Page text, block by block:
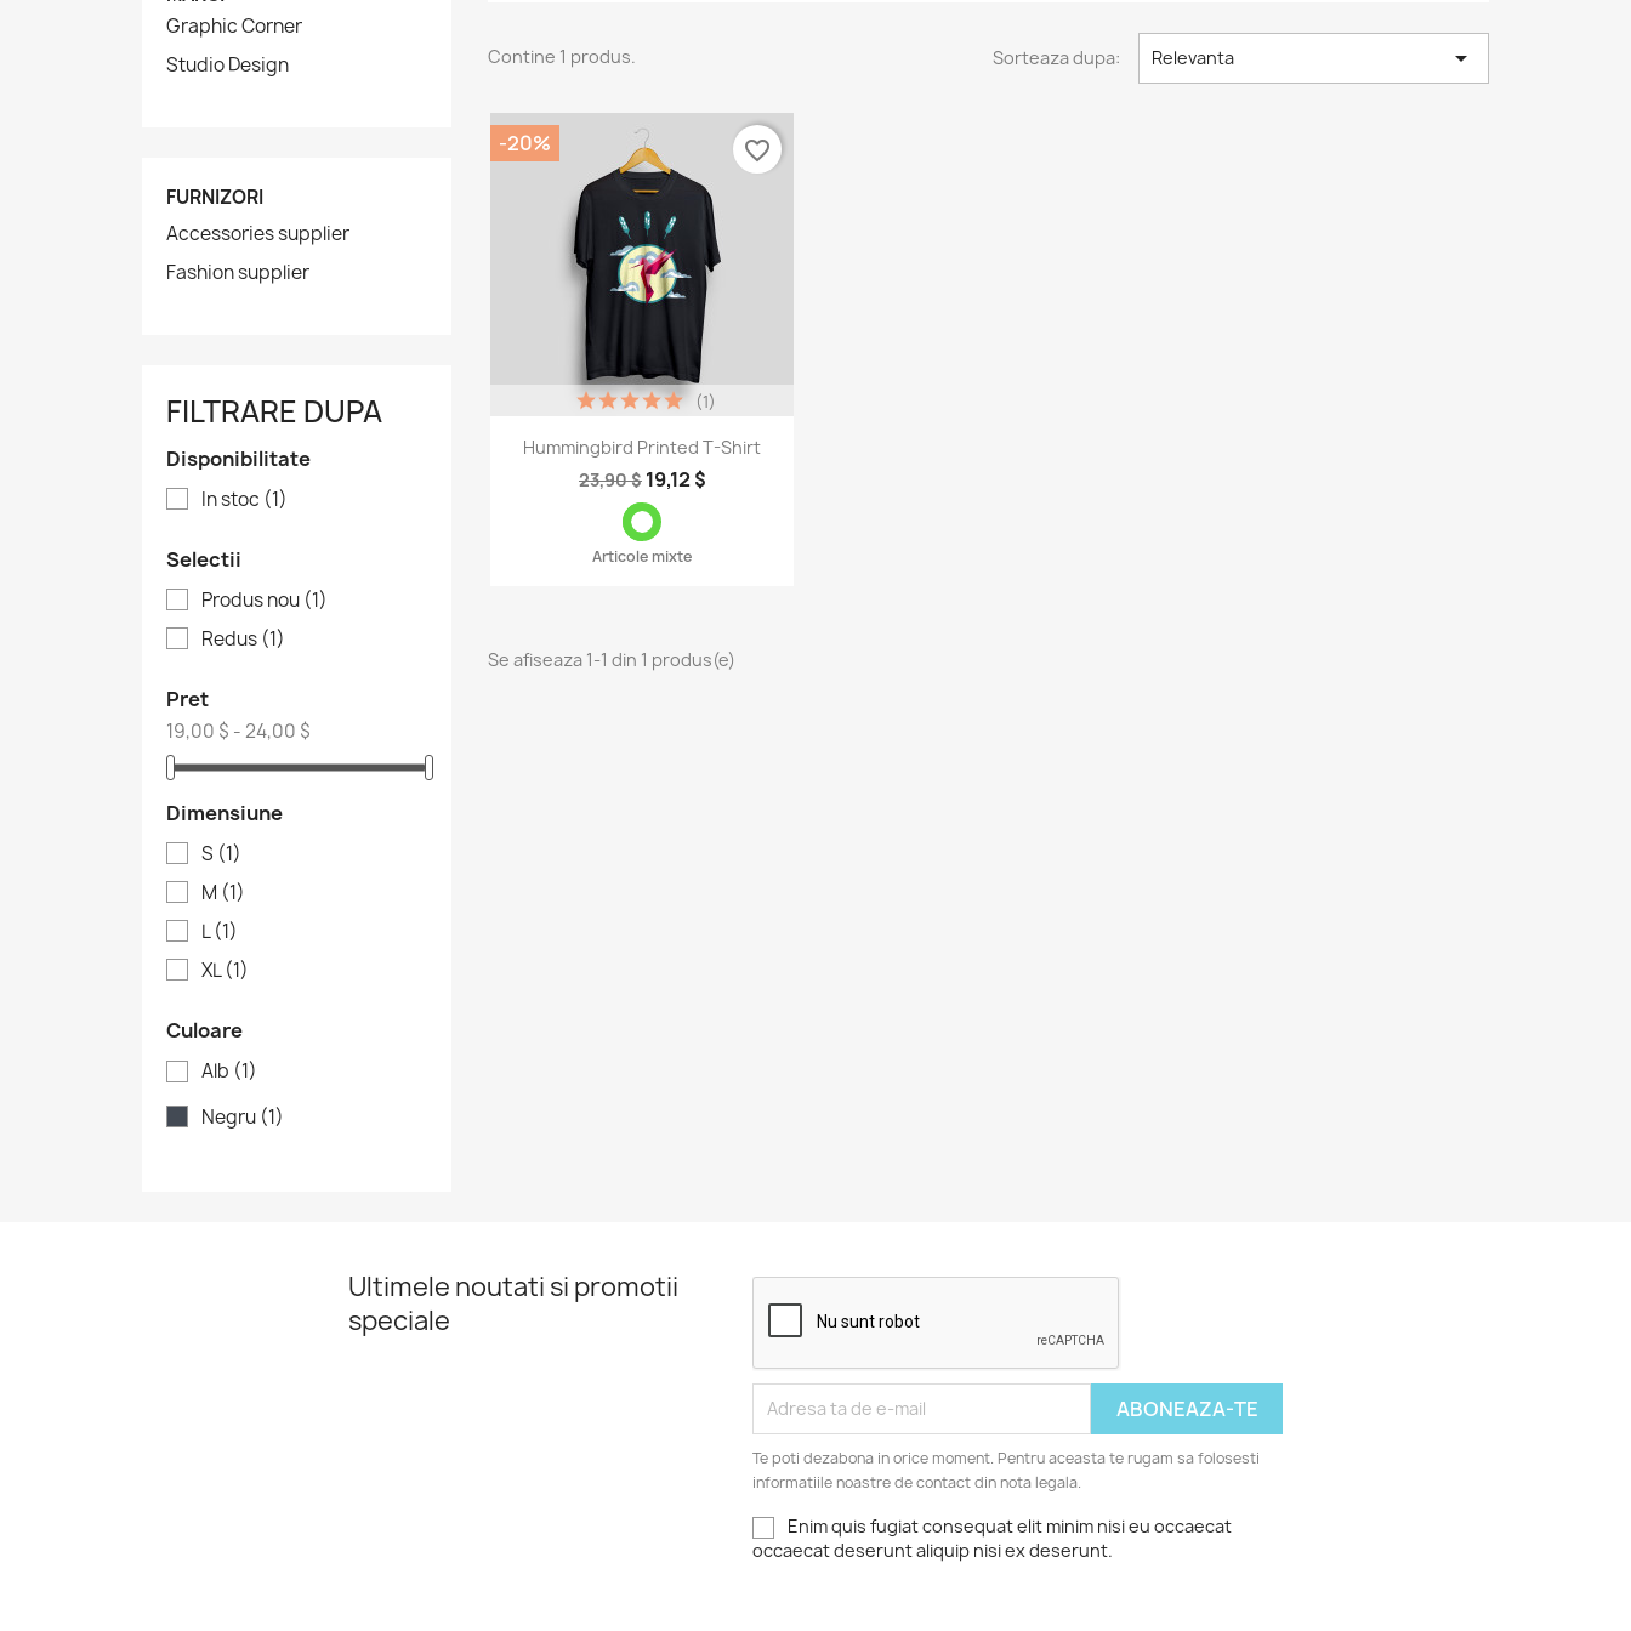
Graphic Corner
Studio Design
FURNIZORI
Accessories supplier
Fashion supplier
FILTRARE DUPA
Disponibilitate
In stoc (1)
Selectii
Produs nou (1)
Redus (1)
Pret
19,00 $ - 24,00 $
Dimensiune
S (1)
M (1)
L(1)
XL(1)
Culoare
Alb (1)
Negru (1)
Contine 1 produs. Sorteaza dupa: Relevanta 
Vizualizare rapida
Hummingbird Printed T-Shirt
23,90 $ 19,12 $
(1)
Articole mixte
-20% favorite_border
Se afiseaza 1-1 din 1 produs(e)
Ultimele noutati si promotii
speciale
Te poti dezabona in orice moment. Pentru aceasta te rugam sa folosesti
informatiile noastre de contact din nota legala.
Enim quis fugiat consequat elit minim nisi eu occaecat
occaecat deserunt aliquip nisi ex deserunt.